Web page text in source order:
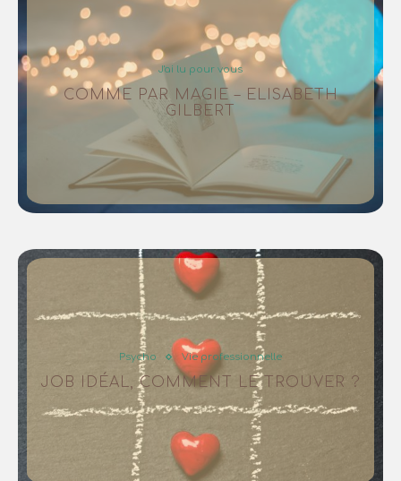
J'ai lu pour vous
COMME PAR MAGIE – ELISABETH
GILBERT
Psycho Vie professionnelle
JOB IDÉAL, COMMENT LE TROUVER ?